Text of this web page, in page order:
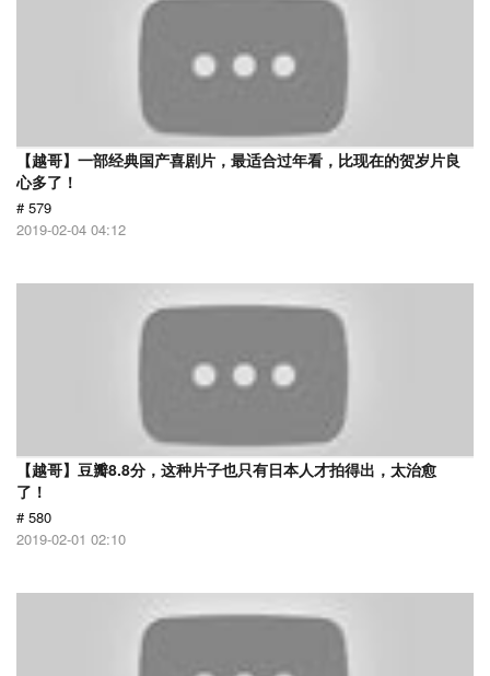
【越哥】一部经典国产喜剧片，最适合过年看，比现在的贺岁片良
心多了！
# 579
2019-02-04 04:12
【越哥】豆瓣8.8分，这种片子也只有日本人才拍得出，太治愈
了！
# 580
2019-02-01 02:10